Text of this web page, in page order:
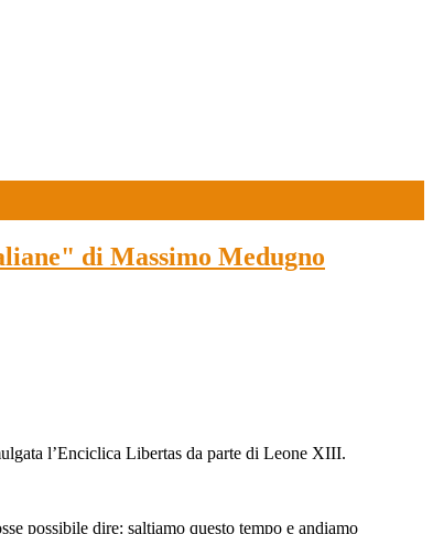
di Massimo Medugno
l’Enciclica Libertas da parte di Leone XIII.
possibile dire: saltiamo questo tempo e andiamo